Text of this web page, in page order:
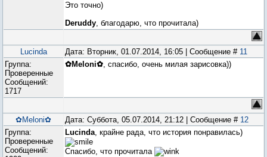
Это точно)
Deruddy, благодарю, что прочитала)
Lucinda Дата: Вторник, 01.07.2014, 16:05 | Сообщение # 11
Группа:
Проверенные
Сообщений:
1717
✿Meloni✿, спасибо, очень милая зарисовка))
✿Meloni✿ Дата: Суббота, 05.07.2014, 21:12 | Сообщение # 12
Группа:
Проверенные
Сообщений:
Lucinda, крайне рада, что история понравилась)
Спасибо, что прочитала